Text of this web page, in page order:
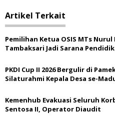
i
g
a
s
i
p
o
s
Artikel Terkait
Pemilihan Ketua OSIS MTs Nurul
Tambaksari Jadi Sarana
PKDI Cup II 2026 Bergulir di
Silaturahmi Kepala Desa se-
Kemenhub Evakuasi Seluruh
Sentosa II, Operator Diaudit